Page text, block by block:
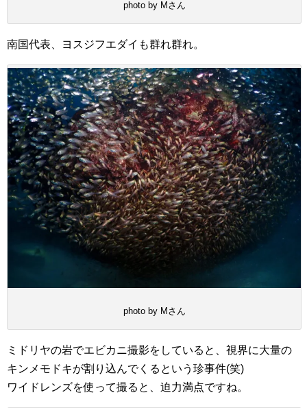
photo by Mさん
南国代表、ヨスジフエダイも群れ群れ。
photo by Mさん
ミドリヤの岩でエビカニ撮影をしていると、視界に大量の
キンメモドキが割り込んでくるという珍事件(笑)
ワイドレンズを使って撮ると、迫力満点ですね。